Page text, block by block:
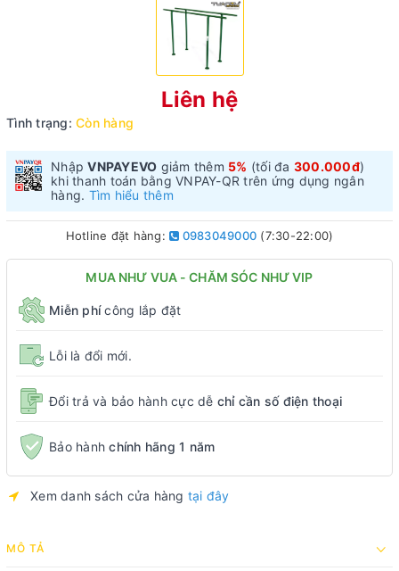
Liên hệ
Tình trạng: Còn hàng
NhậpVNPAYEVO giảm thêm 5% (tối đa 300.000đ)
khi thanh toán bằng VNPAY-QR trên ứng dụng ngân
hàng. Tìm hiểu thêm
Hotline đặt hàng: 0983049000 (7:30-22:00)
MUA NHƯ VUA - CHĂM SÓC NHƯ VIP
Miễn phícông lắp đặt
Lỗi là đổi mới.
Đổi trả và bảo hành cực dễ chỉ cần số điện thoại
Bảo hànhchính hãng 1 năm
Xem danh sách cửa hàng tại đây
MÔ TẢ